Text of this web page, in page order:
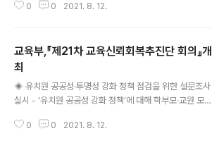
298교(89.2%) 방학) - 전체 학생 593만 명 중 20만 명
고 현황 - 8.5.∼8.11.간 일 평균 학생 64.6명, 교직원 7.1
명 확진 1. 유·초·중등 등교수업 및 진단검사 현황 등 학교
현황(8.12. 10시 기준) 구 분 학교 수 (잠정) 등교수업 학교
(밀집도 조정 등) 원격수업 학교 방학 등 수도권 서울 2,17
0 0 2021. 8. 12.
교육부,『제21차 교육신뢰회복추진단 회의』개
최
◈ 유치원 공공성·투명성 강화 정책 점검을 위한 설문조사
실시 - ‘유치원 공공성 강화 정책’에 대해 학부모·교원 모두
조성’, 교원 ‘안정적 근무 여건 조성’ 중점 추진 필요하다 응
0 0 2021. 8. 12.